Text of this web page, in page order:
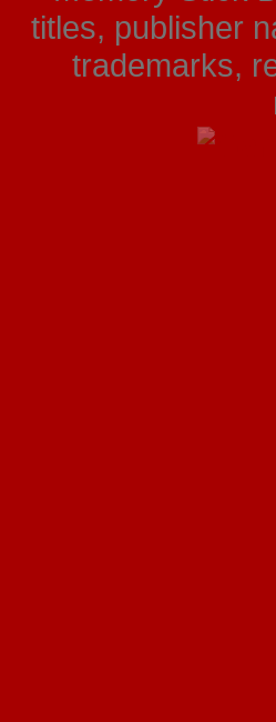
titles, publisher
trademarks,